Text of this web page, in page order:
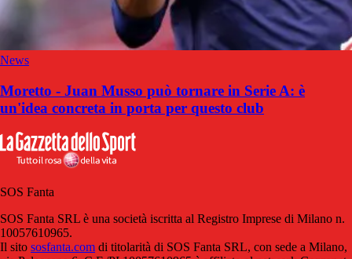
News
Moretto - Juan Musso può tornare in Serie A: è
un'idea concreta in porta per questo club
SOS Fanta
SOS Fanta SRL è una società iscritta al Registro Imprese di Milano n.
10057610965.
Il sito sosfanta.com di titolarità di SOS Fanta SRL, con sede a Milano,